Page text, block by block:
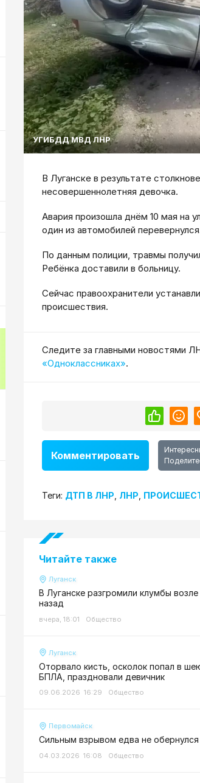
УГИБДД МВД ЛНР
В Луганске в результате
несовершеннолетняя девочка.
Авария произошла днём 10 мая на
один из автомобилей
По данным полиции, травмы
Ребёнка доставили в больницу.
Сейчас правоохранители
происшествия.
Cледите за главными новостями
«Одноклассниках».
Комментировать
Теги: ДТП В ЛНР ЛНР
Читайте также
Луганск
В Луганске разгромили клумбы
назад
вчера, 18:01 Общество
Луганск
Оторвало кисть, осколок попал в
БПЛА, праздновали девичник
09.06.2026 16:29 Общество
Первомайск
Сильным взрывом едва не
04.03.2026 16:08 Общество